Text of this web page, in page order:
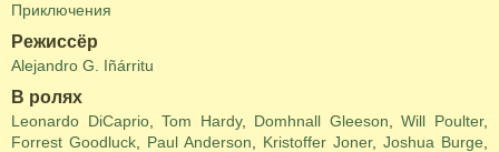
Приключения
Режиссёр
Alejandro G. Iñárritu
В ролях
Leonardo DiCaprio,Tom Hardy, Domhnall Gleeson ,Will Poulter,
Forrest Goodluck
Paul Anderson Kristoffer Joner, Joshua Burge